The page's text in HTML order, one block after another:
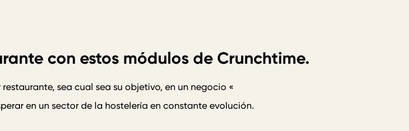
con estos módulos de Crunchtime.
sea cual sea su objetivo, en un negocio «
en un sector de la hostelería en constante evolución.